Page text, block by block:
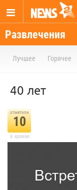
Развлечения
Лучшее Горячее
40 лет
отметили
10
в архиве